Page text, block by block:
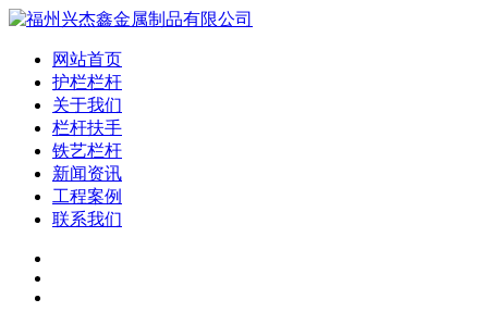
网站首页
护栏栏杆
关于我们
栏杆扶手
铁艺栏杆
新闻资讯
工程案例
联系我们